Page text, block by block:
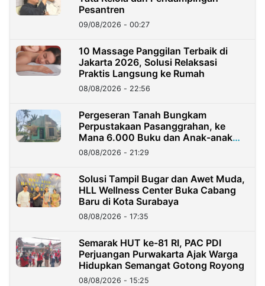
Pesantren
09/08/2026 - 00:27
10 Massage Panggilan Terbaik di
Jakarta 2026, Solusi Relaksasi
Praktis Langsung ke Rumah
08/08/2026 - 22:56
Pergeseran Tanah Bungkam
Perpustakaan Pasanggrahan, ke
Mana 6.000 Buku dan Anak-anak
Kini?
08/08/2026 - 21:29
Solusi Tampil Bugar dan Awet Muda,
HLL Wellness Center Buka Cabang
Baru di Kota Surabaya
08/08/2026 - 17:35
Semarak HUT ke-81 RI, PAC PDI
Perjuangan Purwakarta Ajak Warga
Hidupkan Semangat Gotong Royong
08/08/2026 - 15:25